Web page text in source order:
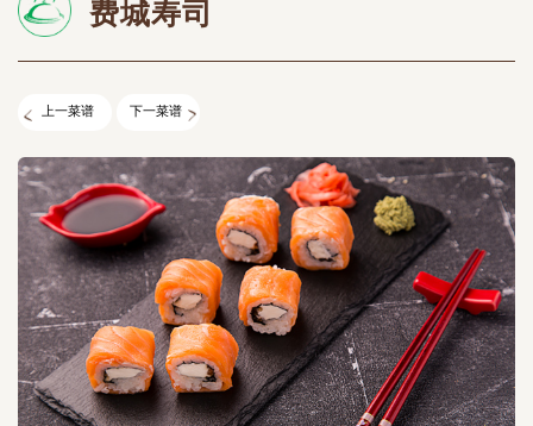
费城寿司
上一菜谱 下一菜谱